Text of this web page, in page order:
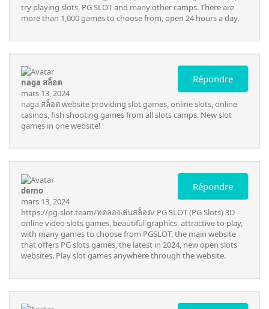
try playing slots, PG SLOT and many other camps. There are
more than 1,000 games to choose from, open 24 hours a day.
Répondre
naga สล็อต
mars 13, 2024
naga สล็อตwebsite providing slot games, online slots, online
casinos, fish shooting games from all slots camps. New slot
games in one website!
Répondre
demo
mars 13, 2024
https://pg-slot.team/ทดลองเล่นสล็อต/ PG SLOT (PG Slots) 3D
online video slots games, beautiful graphics, attractive to play,
with many games to choose from PGSLOT, the main website
that offers PG slots games, the latest in 2024, new open slots
websites. Play slot games anywhere through the website.